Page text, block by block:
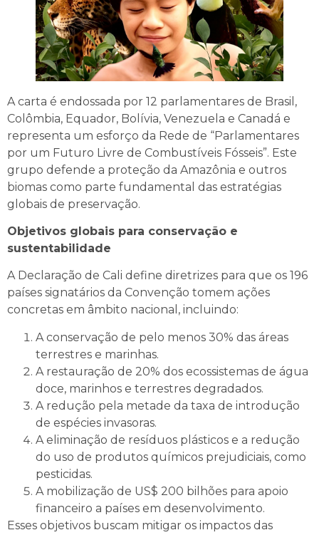
A carta é endossada por 12 parlamentares de Brasil,
Colômbia, Equador, Bolívia, Venezuela e Canadá e
representa um esforço da Rede de “Parlamentares
por um Futuro Livre de Combustíveis Fósseis”. Este
grupo defende a proteção da Amazônia e outros
biomas como parte fundamental das estratégias
globais de preservação.
Objetivos globais para conservação e
sustentabilidade
A Declaração de Cali define diretrizes para que os 196
países signatários da Convenção tomem ações
concretas em âmbito nacional, incluindo:
A conservação de pelo menos 30% das áreas
terrestres e marinhas.
A restauração de 20% dos ecossistemas de água
doce, marinhos e terrestres degradados.
A redução pela metade da taxa de introdução
de espécies invasoras.
A eliminação de resíduos plásticos e a redução
do uso de produtos químicos prejudiciais, como
pesticidas.
A mobilização de US$ 200 bilhões para apoio
financeiro a países em desenvolvimento.
Esses objetivos buscam mitigar os impactos das